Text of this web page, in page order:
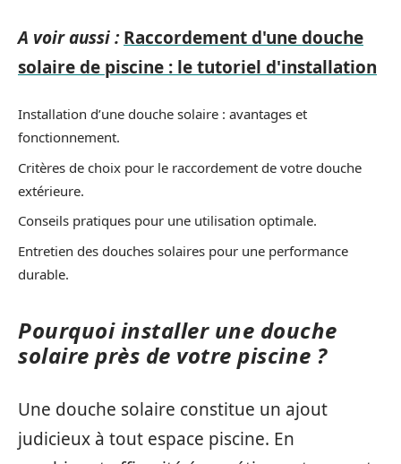
A voir aussi : Raccordement d'une douche
solaire de piscine : le tutoriel d'installation
Installation d’une douche solaire : avantages et
fonctionnement.
Critères de choix pour le raccordement de votre douche
extérieure.
Conseils pratiques pour une utilisation optimale.
Entretien des douches solaires pour une performance
durable.
Pourquoi installer une douche
solaire près de votre piscine ?
Une douche solaire constitue un ajout
judicieux à tout espace piscine. En